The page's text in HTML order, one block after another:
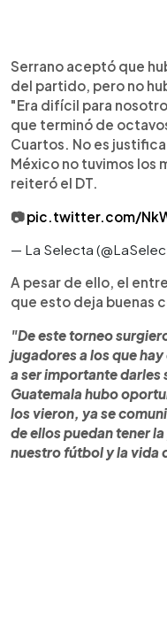
Serrano aceptó que
del partido, pero no
"Era difícil para
que terminó de
Cuartos. No es
México no tuvimos los
reiteró el DT.
📷pic.twitter.com/
— La Selecta
A pesar de ello, el
que esto deja buenas
"De este torneo
jugadores a los que
a ser importante darles
Guatemala hubo
los vieron, ya se
de ellos puedan tener
nuestro fútbol y la vida